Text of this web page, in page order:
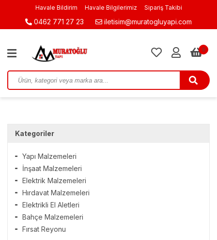
Havale Bildirim Havale Bilgilerimiz Sipariş Takibi
0462 771 27 23 iletisim@muratogluyapi.com
0
Kategoriler
Yapı Malzemeleri
İnşaat Malzemeleri
Elektrik Malzemeleri
Hırdavat Malzemeleri
Elektrikli El Aletleri
Bahçe Malzemeleri
Fırsat Reyonu